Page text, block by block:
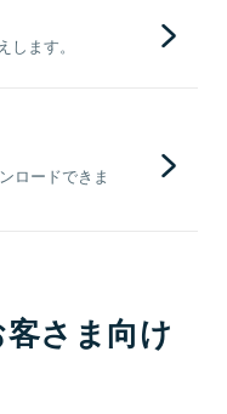
ます。
ロードできま
さま向け